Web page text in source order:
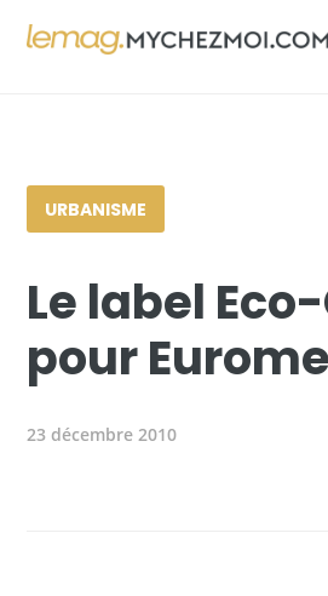
URBANISME
Le label
pour
23 décembre 2010